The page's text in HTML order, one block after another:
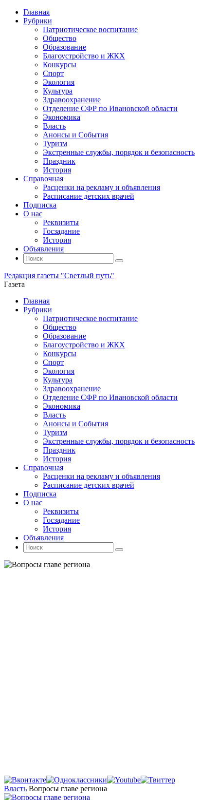
Главная
Рубрики
Патриотическое воспитание
Общество
Образование
Благоустройство и ЖКХ
Конкурсы
Спорт
Экология
Культура
Здравоохранение
Отделение СФР по Ивановской области
Экономика
Власть
Анонсы и События
Туризм
Экстренные службы, порядок и безопасность
Праздник
История
Справочная
Расценки на рекламу и объявления
Расписание детских врачей
Подписка
О нас
Реквизиты
Госзадание
История
Объявления
Поиск
Искать:
Поиск
Редакция газеты "Светлый путь"
Газета
Промотать
содержимому
Главная
Рубрики
Патриотическое воспитание
Общество
Образование
Благоустройство и ЖКХ
Конкурсы
Спорт
Экология
Культура
Здравоохранение
Отделение СФР по Ивановской области
Экономика
Власть
Анонсы и События
Туризм
Экстренные службы, порядок и безопасность
Праздник
История
Справочная
Расценки на рекламу и объявления
Расписание детских врачей
Подписка
О нас
Реквизиты
Госзадание
История
Объявления
Поиск
Искать:
Поиск
Главная
Власть Вопросы главе региона